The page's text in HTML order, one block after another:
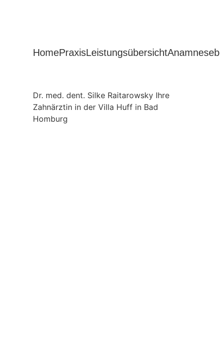
HomePraxisLeistungsübersicht
Dr. med. dent. Silke Raitarowsky Ihre
Zahnärztin in der Villa Huff in Bad
Homburg